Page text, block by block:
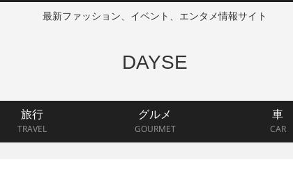
最新ファッション、イベント、エンタメ情報サイト
DAYSE
旅行
TRAVEL
グルメ
GOURMET
車
CAR